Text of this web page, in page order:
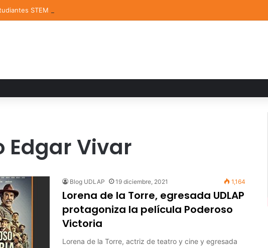
STEM de la UDLAP destacan en el MUTVI 2026
Edgar Vivar
Blog UDLAP 19 diciembre, 2021 1,164
Lorena de la Torre, egresada UDLAP
protagoniza la película Poderoso
Victoria
Lorena de la Torre, actriz de teatro y cine y egresada